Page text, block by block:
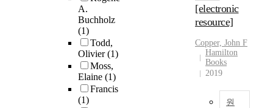
A.
Buchholz
(1)
Todd,
Olivier(1)
Moss,
Elaine (1)
Francis
(1)
[electronic
resource]
Copper, John F
Hamilton
Books
2019
원